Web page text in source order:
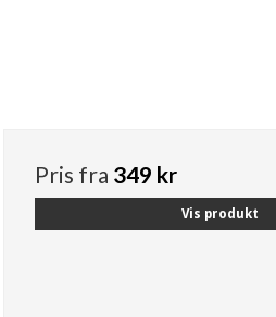
Pris fra 349 kr
Vis produkt